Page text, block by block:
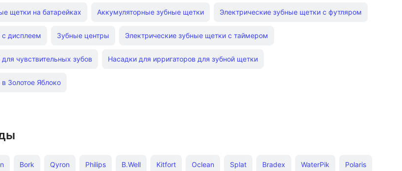
щетки на батарейках Аккумуляторные зубные щетки Электрические зубные щетки с футляром
с дисплеем Зубные центры Электрические зубные щетки с таймером
чувствительных зубов Насадки для ирригаторов для зубной щетки
Золотое Яблоко
Bork Qyron Philips B.Well Kitfort Oclean Splat Bradex WaterPik Polaris